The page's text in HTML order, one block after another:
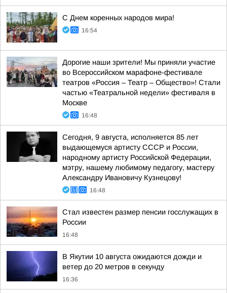
С Днем коренных народов мира!
16:54
Дорогие наши зрители! Мы приняли участие
во Всероссийском марафоне-фестивале
театров «Россия – Театр – Общество»! Стали
частью «Театральной недели» фестиваля в
Москве
16:48
Сегодня, 9 августа, исполняется 85 лет
выдающемуся артисту СССР и России,
народному артисту Российской Федерации,
мэтру, нашему любимому педагогу, мастеру
Александру Ивановичу Кузнецову!
16:48
Стал известен размер пенсии госслужащих в
России
16:48
В Якутии 10 августа ожидаются дожди и
ветер до 20 метров в секунду
16:36